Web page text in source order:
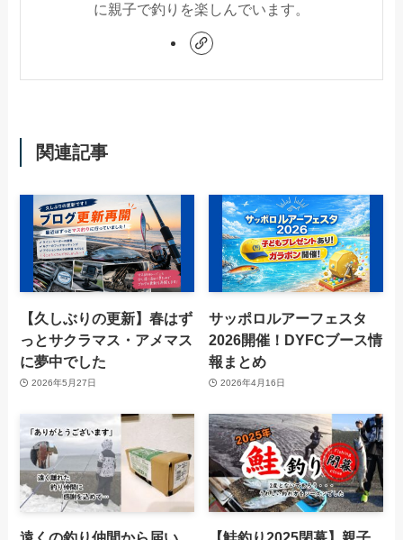
に親子で釣りを楽しんでいます。
関連記事
【久しぶりの更新】春はず
っとサクラマス・アメマス
に夢中でした
2026年5月27日
サッポロルアーフェスタ
2026開催！DYFCブース情
報まとめ
2026年4月16日